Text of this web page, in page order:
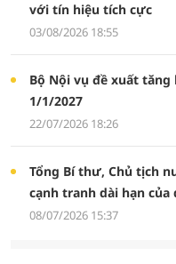
với tín hiệu tích cực
03/08/2026 18:55
Bộ Nội vụ đề xuất
1/1/2027
22/07/2026 18:26
Tổng Bí thư, Chủ tịch
cạnh tranh dài hạn của
08/07/2026 15:37